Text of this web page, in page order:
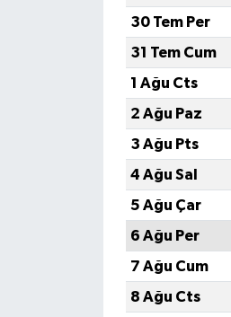
30 Tem Per
31 Tem Cum
1 Ağu Cts
2 Ağu Paz
3 Ağu Pts
4 Ağu Sal
5 Ağu Çar
6 Ağu Per
7 Ağu Cum
8 Ağu Cts